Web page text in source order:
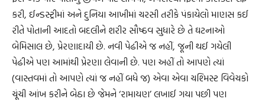
કરી, ઈન્ડસ્ટ્રીમાં અને દુનિયા આખીમાં ચરસી તરીકે પંકાયેલો માણસ કઈ
રીતે પોતાની આદતો બદલીને શરીર સૌષ્ઠવ સુધારે છે તે ઘટનાઓ
બેમિસાલ છે, પ્રેરણાદાયી છે. નવી પેઢીએ જ નહીં, જૂની થઈ ગયેલી
પેઢીએ પણ આમાંથી પ્રેરણા લેવાની છે. પણ અહીં તો આપણે ત્યાં
(વાસ્તવમાં તો આપણે ત્યાં જ નહીં બધે જ) એવા એવા ચશ્મિસ્ટ વિવેચકો
ચૂંચી આંખ કરીને બેઠા છે જેમને ‘રામાયણ’ લખાઈ ગયા પછી પણ